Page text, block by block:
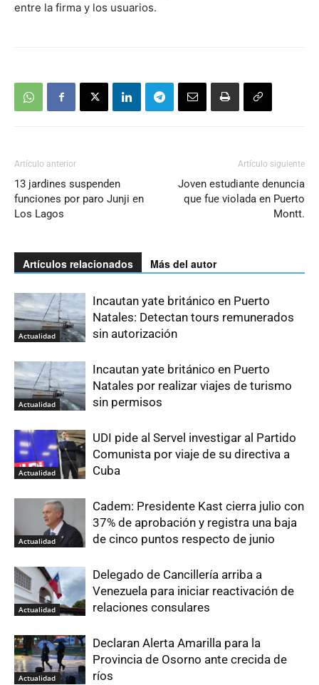
entre la firma y los usuarios.
Artículo anterior
13 jardines suspenden
funciones por paro Junji en
Los Lagos
Artículo siguiente
Joven estudiante denuncia
que fue violada en Puerto
Montt.
Artículos relacionados Más del autor
Actualidad
Incautan yate británico en Puerto
Natales: Detectan tours remunerados
sin autorización
Actualidad
Incautan yate británico en Puerto
Natales por realizar viajes de turismo
sin permisos
Actualidad
UDI pide al Servel investigar al Partido
Comunista por viaje de su directiva a
Cuba
Actualidad
Cadem: Presidente Kast cierra julio con
37% de aprobación y registra una baja
de cinco puntos respecto de junio
Actualidad
Delegado de Cancillería arriba a
Venezuela para iniciar reactivación de
relaciones consulares
Actualidad
Declaran Alerta Amarilla para la
Provincia de Osorno ante crecida de
ríos